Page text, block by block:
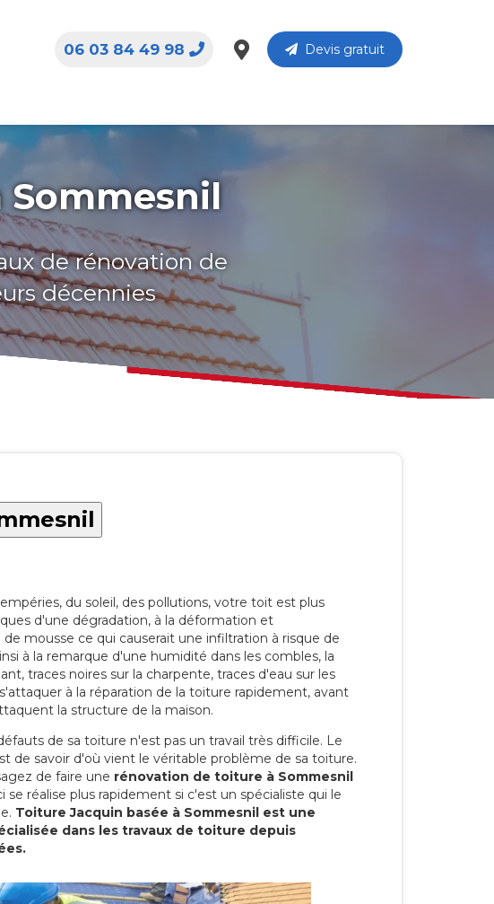
Devis gratuit
06 03 84 49 98
de rénovation de
décennies
du soleil, des pollutions, votre toit est plus
d'une dégradation, à la déformation et
mousse ce qui causerait une infiltration à risque de
à la remarque d'une humidité dans les combles, la
traces noires sur la charpente, traces d'eau sur les
à la réparation de la toiture rapidement, avant
la structure de la maison.
de sa toiture n'est pas un travail très difficile. Le
de savoir d'où vient le véritable problème de sa toiture.
de faire une rénovation de toiture à Sommesnil
se réalise plus rapidement si c'est un spécialiste qui le
Toiture Jacquin basée à Sommesnil est une
dans les travaux de toiture depuis